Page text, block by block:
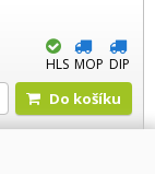
HLS MOP DIP
Do košíku